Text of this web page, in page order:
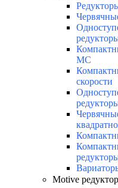
MC
скорости
Motive